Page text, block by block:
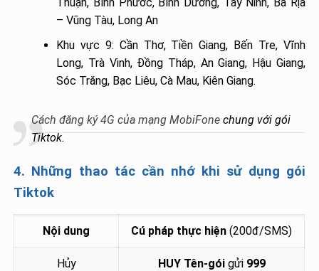
– Vũng Tàu, Long An
Khu vực 9: Cần Thơ, Tiền Giang, Bến Tre, Vĩnh
Long, Trà Vinh, Đồng Tháp, An Giang, Hậu Giang,
Sóc Trăng, Bạc Liêu, Cà Mau, Kiên Giang.
Cách đăng ký 4G của mạng MobiFone chung với gói
Tiktok.
4. Những thao tác cần nhớ khi sử dụng gói
Tiktok
Nội dung Cú pháp thực hiện (200đ/SMS)
Hủy HUY Tên-góigửi 999